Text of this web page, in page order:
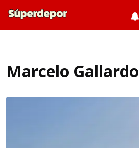
Marcelo Gallardo